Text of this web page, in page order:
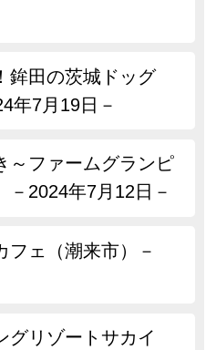
鉾田の茨城ドッグ
年7月19日－
～ファームグランピ
－2024年7月12日－
フェ（潮来市）－
グリゾートサカイ